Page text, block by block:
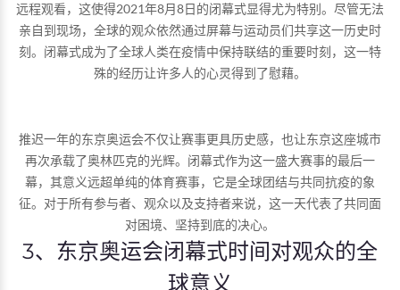
远程观看，这使得2021年8月8日的闭幕式显得尤为特别。尽管无法
亲自到现场，全球的观众依然通过屏幕与运动员们共享这一历史时
刻。闭幕式成为了全球人类在疫情中保持联结的重要时刻，这一特
殊的经历让许多人的心灵得到了慰藉。
推迟一年的东京奥运会不仅让赛事更具历史感，也让东京这座城市
再次承载了奥林匹克的光辉。闭幕式作为这一盛大赛事的最后一
幕，其意义远超单纯的体育赛事，它是全球团结与共同抗疫的象
征。对于所有参与者、观众以及支持者来说，这一天代表了共同面
对困境、坚持到底的决心。
3、东京奥运会闭幕式时间对观众的全
球意义